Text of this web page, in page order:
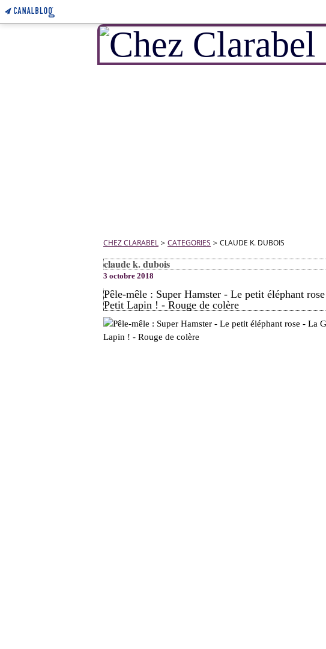
CHEZ CLARABEL > CATEGORIES > CLAUDE K. DUBOIS
claude k. dubois
3 octobre 2018
Pêle-mêle : Super Hamster - Le petit éléphant
Petit Lapin ! - Rouge de colère